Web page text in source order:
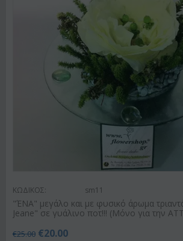
ΚΩΔΙΚΟΣ: sm11
"ΈΝΑ" μεγάλο και με φυσικό άρωμα
Jeane" σε γυάλινο ποτ!!! (Μόνο για την
€25.00 €20.00